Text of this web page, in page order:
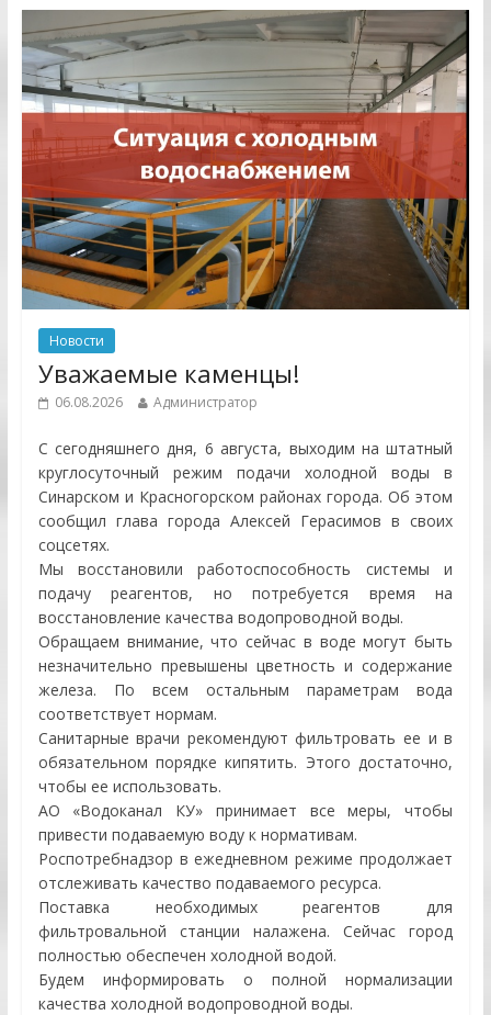
Новости
Уважаемые каменцы!
06.08.2026 Администратор
С сегодняшнего дня, 6 августа, выходим на штатный
круглосуточный режим подачи холодной воды в
Синарском и Красногорском районах города. Об этом
сообщил глава города Алексей Герасимов в своих
соцсетях.
Мы восстановили работоспособность системы и
подачу реагентов, но потребуется время на
восстановление качества водопроводной воды.
Обращаем внимание, что сейчас в воде могут быть
незначительно превышены цветность и содержание
железа. По всем остальным параметрам вода
соответствует нормам.
Санитарные врачи рекомендуют фильтровать ее и в
обязательном порядке кипятить. Этого достаточно,
чтобы ее использовать.
АО «Водоканал КУ» принимает все меры, чтобы
привести подаваемую воду к нормативам.
Роспотребнадзор в ежедневном режиме продолжает
отслеживать качество подаваемого ресурса.
Поставка необходимых реагентов для
фильтровальной станции налажена. Сейчас город
полностью обеспечен холодной водой.
Будем информировать о полной нормализации
качества холодной водопроводной воды.